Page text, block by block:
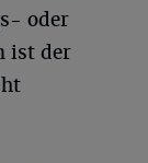
oder
ist der